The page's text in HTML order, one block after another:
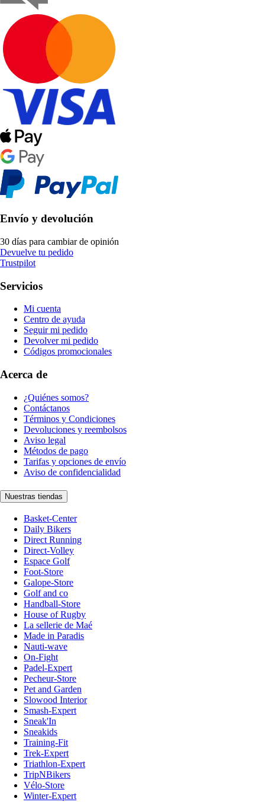
Envío y devolución
30 días para cambiar de opinión
Devuelve tu pedido
Trustpilot
Servicios
Mi cuenta
Centro de ayuda
Seguir mi pedido
Devolver mi pedido
Códigos promocionales
Acerca de
¿Quiénes somos?
Contáctanos
Términos y Condiciones
Devoluciones y reembolsos
Aviso legal
Métodos de pago
Tarifas y opciones de envío
Aviso de confidencialidad
Nuestras tiendas
Basket-Center
Daily Bikers
Direct Running
Direct-Volley
Espace Golf
Foot-Store
Galope-Store
Golf and co
Handball-Store
House of Rugby
La sellerie de Maé
Made in Paradis
Nauti-wave
On-Fight
Padel-Expert
Pecheur-Store
Pet and Garden
Slowood Interior
Smash-Expert
Sneak'In
Sneakids
Training-Fit
Trek-Expert
Triathlon-Expert
TripNBikers
Vélo-Store
Winter-Expert